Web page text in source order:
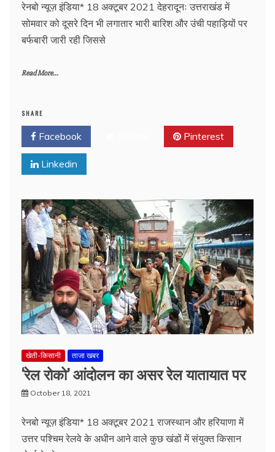
रेनबो न्यूज़ इंडिया* 18 अक्टूबर 2021 देहरादूनः उत्तराखंड में
सोमवार को दूसरे दिन भी लगातार भारी बारिश और उंची पहाड़ियों पर
बर्फबारी जारी रही जिससे
Read More...
SHARE
Facebook Pinterest
Linkedin
खेती-किसानी ताजा खबर
‘रेल रोको’ आंदोलन का असर रेल यातायात पर
October 18, 2021
रेनबो न्यूज़ इंडिया* 18 अक्टूबर 2021 राजस्थान और हरियाणा में
उत्तर पश्चिम रेलवे के अधीन आने वाले कुछ खंडों में संयुक्त किसान